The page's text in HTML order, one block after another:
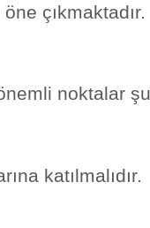
çıkmaktadır.
noktalar
katılmalıdır.